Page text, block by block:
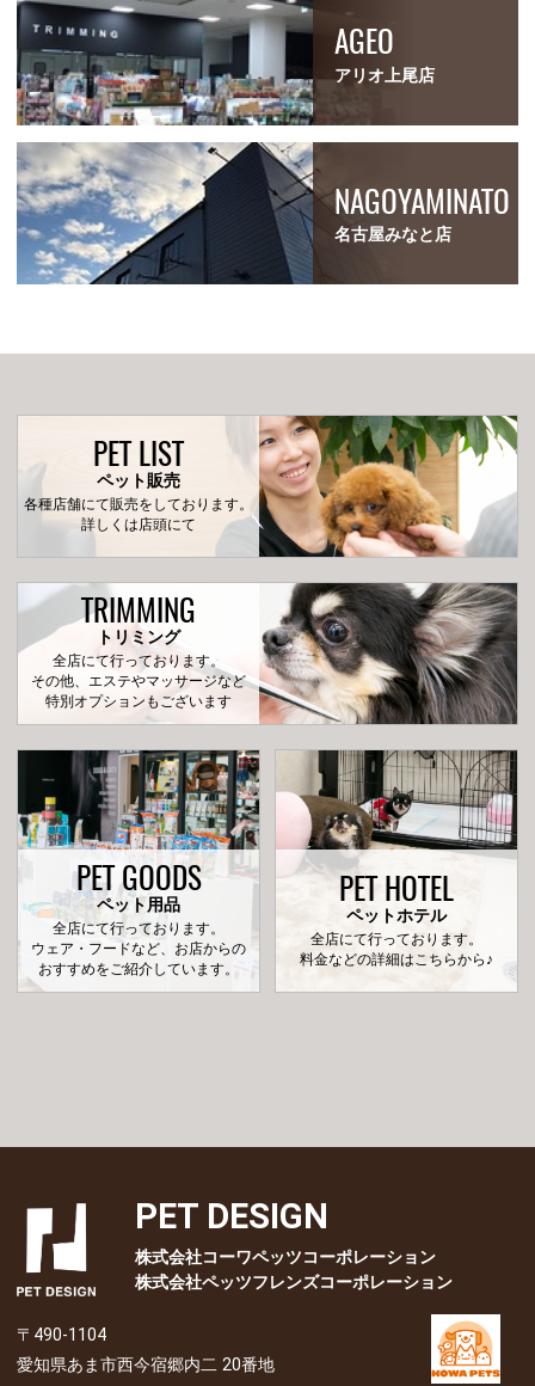
AGEO
アリオ上尾店
NAGOYAMINATO
名古屋みなと店
PET LIST
ペット販売
各種店舗にて販売をしております。
詳しくは店頭にて
TRIMMING
トリミング
全店にて行っております。
その他、エステやマッサージなど
特別オプションもございます
PET GOODS
ペット用品
全店にて行っております。
ウェア・フードなど、お店からの
おすすめをご紹介しています。
PET HOTEL
ペットホテル
全店にて行っております。
料金などの詳細はこちらから♪
PET DESIGN
株式会社コーワペッツコーポレーション
株式会社ペッツフレンズコーポレーション
〒490-1104
愛知県あま市西今宿郷内二 20番地